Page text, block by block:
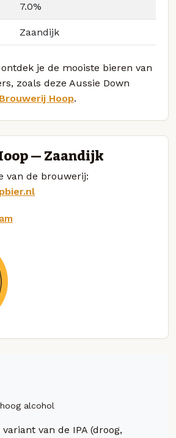
7.0%
Zaandijk
je de mooiste bieren van
zoals deze Aussie Down
Brouwerij Hoop.
— Zaandijk
van de brouwerij:
alcohol
van de IPA (droog,